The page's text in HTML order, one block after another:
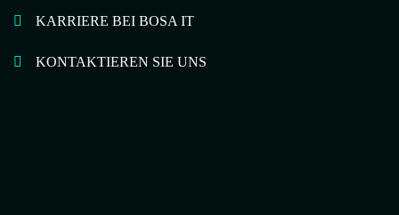
KARRIERE BEI BOSA IT
KONTAKTIEREN SIE UNS